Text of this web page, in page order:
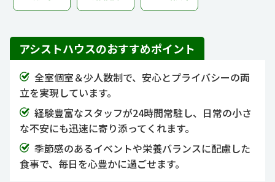
アシストハウスのおすすめポイント
全室個室＆少人数制で、安心とプライバシーの両
立を実現しています。
経験豊富なスタッフが24時間常駐し、日常の小さ
な不安にも迅速に寄り添ってくれます。
季節感のあるイベントや栄養バランスに配慮した
食事で、毎日を心豊かに過ごせます。